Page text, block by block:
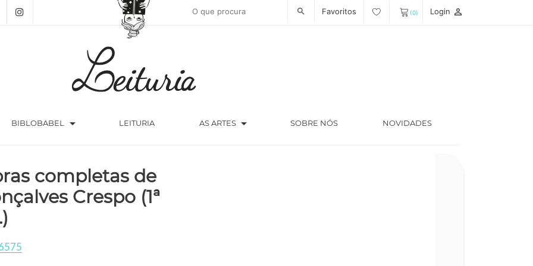
search Favoritos (0) Login person_outline
BIBLOBABEL arrow_drop_down LEITURIA AS ARTES arrow_drop_down SOBRE NÓS NOVIDADES
completas de
Crespo (1ª